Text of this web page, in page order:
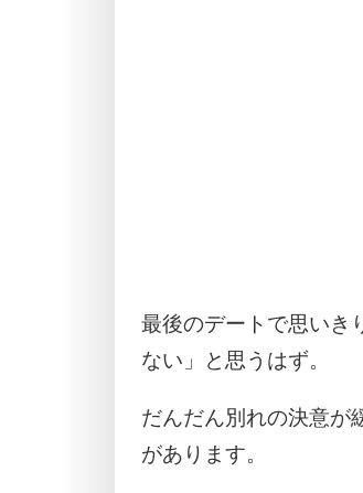
最後のデートで思いき
ない」と思うはず。
だんだん別れの決意が
があります。